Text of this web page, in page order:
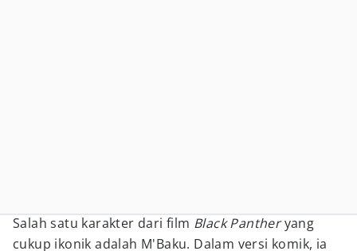
Salah satu karakter dari film Black Pantheryang
cukup ikonik adalah M'Baku. Dalam versi komik, ia